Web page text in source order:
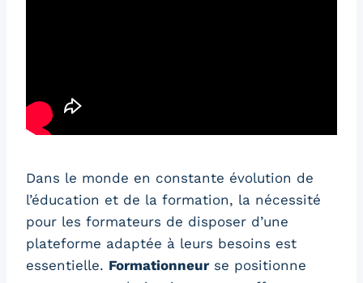
Dans le monde en constante évolution de
l’éducation et de la formation, la nécessité
pour les formateurs de disposer d’une
plateforme adaptée à leurs besoins est
essentielle. Formationneur se positionne